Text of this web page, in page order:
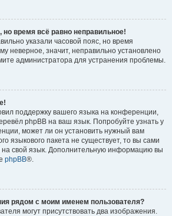
время всё равно неправильное!
указали часовой пояс, но время
неверное, значит, неправильно установлено
администратора для устранения проблемы.
поддержку вашего языка на конференции,
phpBB на ваш язык. Попробуйте узнать у
может ли он установить нужный вам
языкового пакета не существует, то вы сами
на свой язык. Дополнительную информацию вы
phpBB®.
рядом с моим именем пользователя?
могут присутствовать два изображения.